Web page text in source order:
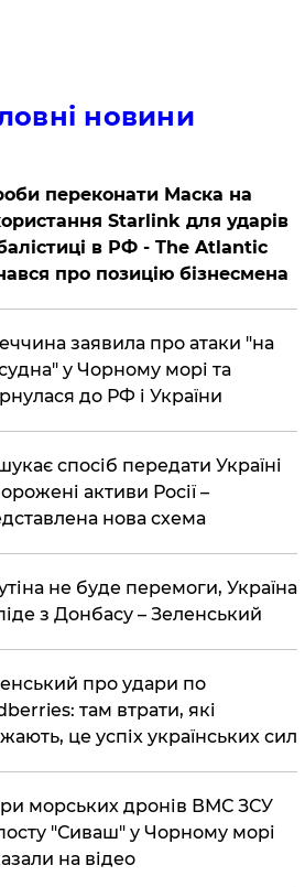
новини
переконати Маска на
Starlink для ударів
в РФ - The Atlantic
про позицію бізнесмена
заявила про атаки "на
судна" у Чорному морі та
до РФ і України
спосіб передати Україні
активи Росії –
​​нова схема
не буде перемоги, Україна
з Донбасу – Зеленський
про удари по
там втрати, які
це успіх українських сил
морських дронів ВМС ЗСУ
"Сиваш" у Чорному морі
на відео